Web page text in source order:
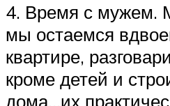
4. Время с мужем.
мы остаемся
квартире,
кроме детей и
дома…их